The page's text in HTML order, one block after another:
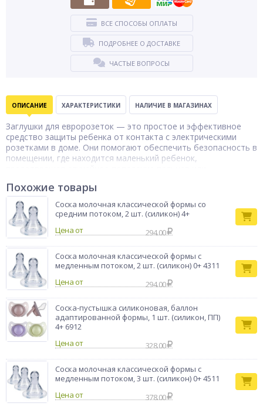
ВСЕ СПОСОБЫ ОПЛАТЫ
ПОДРОБНЕЕ О ДОСТАВКЕ
ЧАСТЫЕ ВОПРОСЫ
ОПИСАНИЕ ХАРАКТЕРИСТИКИ НАЛИЧИЕ В МАГАЗИНАХ
Заглушки для евророзеток — это простое и эффективное
средство защиты ребенка от контакта с электрическими
розетками в доме. Они помогают обеспечить безопасность в
помещении, где находится маленький ребенок,
прочного и безопасного полипропилена, который устойчив к
механическим воздействиям и не деформируется при
длительном использовании. Материал не содержит вредных
веществ и подходит для использования в жилых
помещениях. Заглушки легко устанавливаются в стандартные
ребенку самостоятельно их извлечь. При этом взрослые
могут без труда снять их при необходимости.
Бренд
Похожие товары
Соска молочная классической формы со
средним потоком, 2 шт. (силикон) 4+
Цена от
294.00
Соска молочная классической формы с
медленным потоком, 2 шт. (силикон) 0+ 4311
Цена от
294.00
Соска-пустышка силиконовая, баллон
адаптированной формы, 1 шт. (силикон, ПП)
4+ 6912
Цена от
328.00
Соска молочная классической формы с
медленным потоком, 3 шт. (силикон) 0+ 4511
Цена от
378.00